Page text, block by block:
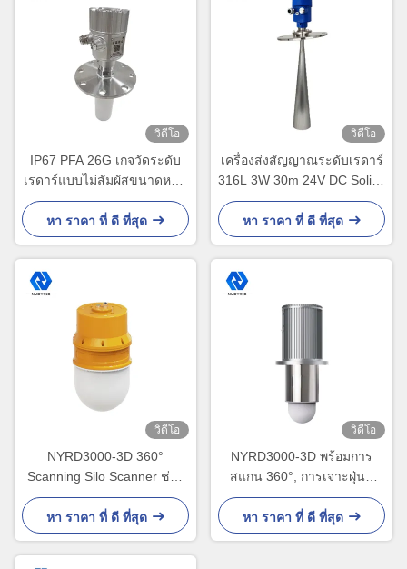
วิดีโอ
IP67 PFA 26G เกจวัดระดับ
เรดาร์แบบไม่สัมผัสขนาดหน้า
แปลนแบบกำหนดเอง
หา ราคา ที่ ดี ที่สุด
วิดีโอ
เครื่องส่งสัญญาณระดับเรดาร์
316L 3W 30m 24V DC Solids
Monitoring
หา ราคา ที่ ดี ที่สุด
วิดีโอ
NYRD3000-3D 360°
Scanning Silo Scanner ช่วง
อุณหภูมิกว้าง - 40°C ถึง 85°C
หา ราคา ที่ ดี ที่สุด
วิดีโอ
NYRD3000-3D พร้อมการ
สแกน 360°, การเจาะฝุ่นที่
แข็งแกร่ง, ความแม่นยำของ
ปริมาตร ±0.5%
หา ราคา ที่ ดี ที่สุด